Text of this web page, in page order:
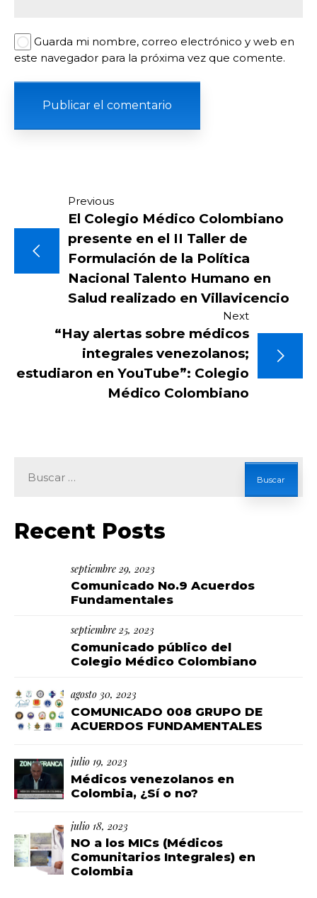
Loading. Please wait.
Guarda mi nombre, correo electrónico y web en
este navegador para la próxima vez que comente.
Navegación
de
entradas
Previous
El Colegio Médico Colombiano
presente en el II Taller de
Formulación de la Política
Nacional Talento Humano en
Salud realizado en Villavicencio
Next
“Hay alertas sobre médicos
integrales venezolanos;
estudiaron en YouTube”: Colegio
Médico Colombiano
Recent Posts
septiembre 29, 2023
Comunicado No.9 Acuerdos
Fundamentales
septiembre 25, 2023
Comunicado público del
Colegio Médico Colombiano
agosto 30, 2023
COMUNICADO 008 GRUPO DE
ACUERDOS FUNDAMENTALES
julio 19, 2023
Médicos venezolanos en
Colombia, ¿Sí o no?
julio 18, 2023
NO a los MICs (Médicos
Comunitarios Integrales) en
Colombia